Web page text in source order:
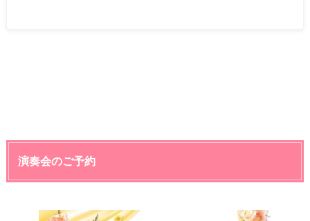
演奏会のご予約